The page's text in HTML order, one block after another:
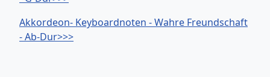
Akkordeon- Keyboardnoten - Wahre Freundschaft
- Ab-Dur>>>